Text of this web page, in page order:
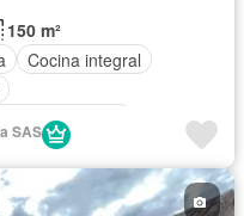
150 m²
Cocina integral
privada
Cocina amoblada
Closet
SAS